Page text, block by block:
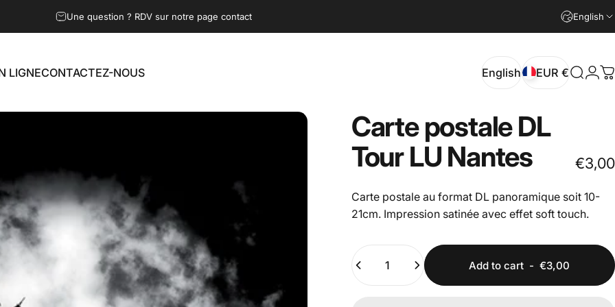
Une question ? RDV sur notre page contact English
LIGNECONTACTEZ-NOUS English EUR € Search
Carte postaleDL
Tour LU Nantes €3,00
Carte postale au format DL panoramique soit 10-
21cm. Impression satinée avec effet soft touch.
Quantity
Add to cart -€3,00